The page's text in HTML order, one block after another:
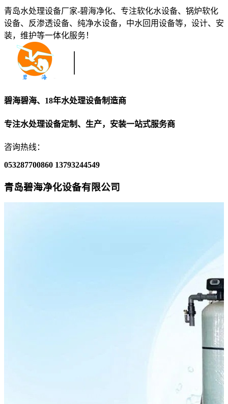
青岛水处理设备厂家-碧海净化、专注软化水设备、锅炉软化
设备、反渗透设备、纯净水设备，中水回用设备等，设计、安
装，维护等一体化服务！
碧海碧海、18年水处理设备制造商
专注水处理设备定制、生产，安装一站式服务商
咨询热线：
053287700860 13793244549
青岛碧海净化设备有限公司